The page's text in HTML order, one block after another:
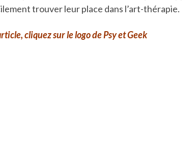
trouver leur place dans l’art-thérapie.
cliquez sur le logo de Psy et Geek